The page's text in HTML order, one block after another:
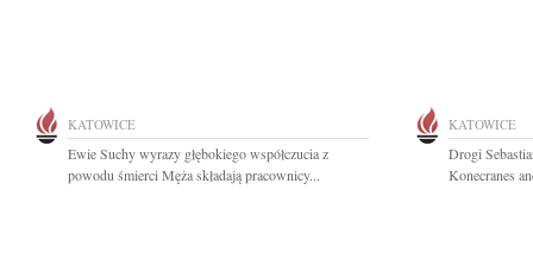
KATOWICE
Ewie Suchy wyrazy głębokiego współczucia z
powodu śmierci Męża składają pracownicy...
KATOWICE
Drogi
Konecranes